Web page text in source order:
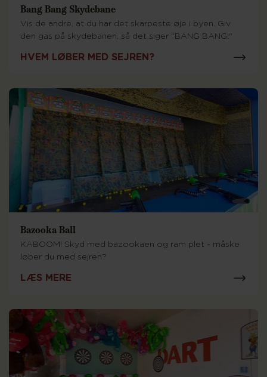
Bang Bang Skydebane
Vis de andre, at du har det skarpeste øje i byen. Giv
den gas på skydebanen, så det siger "BANG BANG!"
HVEM LØBER MED SEJREN?
Bazooka Ball
KABOOM! Skyd med bazookaen og ram plet - måske
løber du med sejren?
LÆS MERE